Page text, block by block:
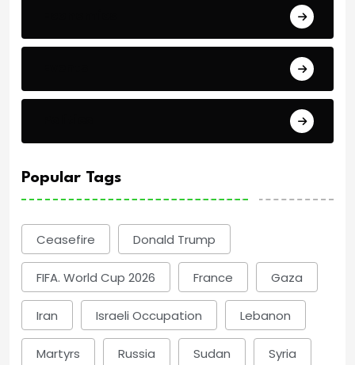
Popular Tags
Ceasefire Donald Trump
FIFA. World Cup 2026 France Gaza
Iran Israeli Occupation Lebanon
Martyrs Russia Sudan Syria